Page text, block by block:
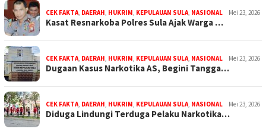
CEK FAKTA DAERAH HUKRIM KEPULAUAN SULA NASIONAL Mei 23, 2026
Kasat Resnarkoba Polres Sula Ajak Warga …
CEK FAKTA DAERAH HUKRIM KEPULAUAN SULA NASIONAL Mei 23, 2026
Dugaan Kasus Narkotika AS, Begini Tangga…
CEK FAKTA DAERAH HUKRIM KEPULAUAN SULA NASIONAL Mei 23, 2026
Diduga Lindungi Terduga Pelaku Narkotika…